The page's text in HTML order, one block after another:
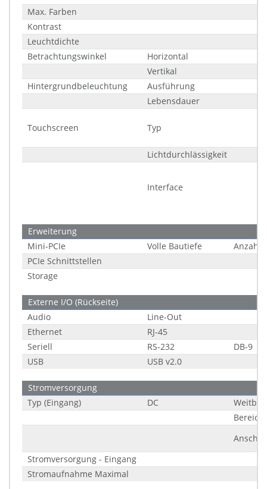
Max. Farben
Kontrast
Leuchtdichte
Betrachtungswinkel
Horizontal
Vertikal
Hintergrundbeleuchtung
Ausführung
Lebensdauer
Touchscreen Typ
Lichtdurchlässigkeit
Interface
Erweiterung
Mini-PCIe
Volle Bautiefe
Anzahl
PCIe Schnittstellen
Storage
Externe I/O (Rückseite)
Audio
Line-Out
Ethernet
RJ-45
Seriell
RS-232
DB-9
USB
USB v2.0
Stromversorgung
Typ (Eingang)
DC
Bereich
Stromversorgung - Eingang
Stromaufnahme Maximal